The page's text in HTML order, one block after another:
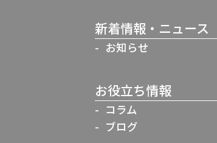
新着情報・ニュース
お知らせ
お役立ち情報
コラム
ブログ